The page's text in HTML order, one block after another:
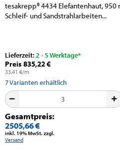
tesakrepp® 4434 Elefantenhaut, 950
Schleif- und Sandstrahlarbeiten...
Lieferzeit: 2 - 5 Werktage*
Preis 835,22 €
33,41 €/m
7Varianten erhältlich
Gesamtpreis:
2505,66 €
inkl. 19% MwSt. zzgl.
Versand